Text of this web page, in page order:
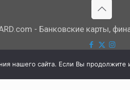
- Банковские карты,
нашего сайта. Если Вы продолжите